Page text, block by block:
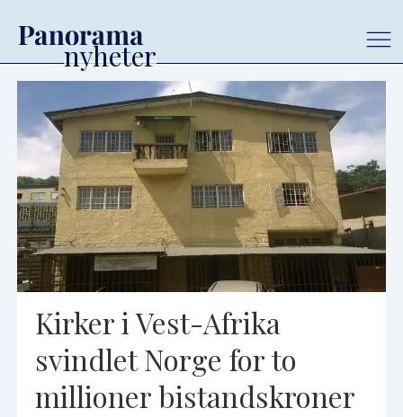
Tag:
liberia
Kirker i Vest-Afrika
svindlet Norge for to
millioner bistandskroner